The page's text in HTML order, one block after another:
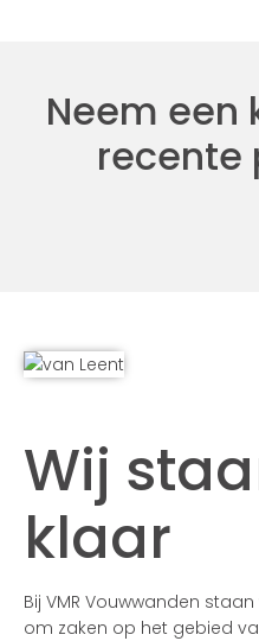
Neem een
recente
Wij
klaar
Bij VMR Vouwwanden
om zaken op het gebied